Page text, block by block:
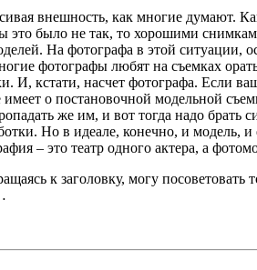
внешность, как многие
это было не так, то хорошими
На фотографа в этой ситуации,
фотографы любят на съемках
И, кстати, насчет фотографа. Если
о постановочной модельной
же им, и вот тогда надо
Но в идеале, конечно, и
– это театр одного актера, а
к заголовку, могу посоветовать